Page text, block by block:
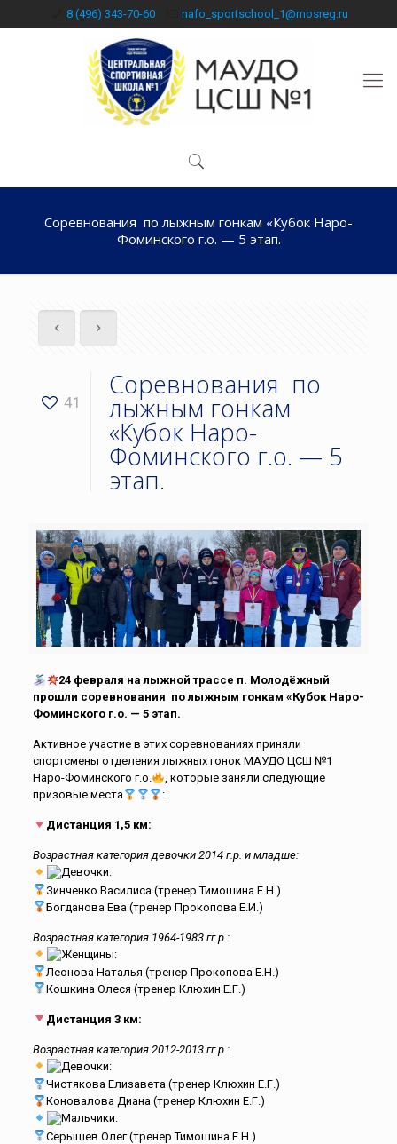
8 (496) 343-70-60 nafo_sportschool_1@mosreg.ru
Соревнования по лыжным гонкам «Кубок Наро-
Фоминского г.о. — 5 этап.
41
Соревнования по
лыжным гонкам
«Кубок Наро-
Фоминского г.о. — 5
этап.
24 февраля на лыжной трассе п. Молодёжный
прошли соревнования по лыжным гонкам «Кубок Наро-
Фоминского г.о. — 5 этап.
Активное участие в этих соревнованиях приняли
спортсмены отделения лыжных гонок МАУДО ЦСШ №1
Наро-Фоминского г.о.
, которые заняли следующие
призовые места
:
Дистанция 1,5 км:
Возрастная категория девочки 2014 г.р. и младше:
Девочки:
Зинченко Василиса (тренер Тимошина Е.Н.)
Богданова Ева (тренер Прокопова Е.И.)
Возрастная категория 1964-1983 гг.р.:
Женщины:
Леонова Наталья (тренер Прокопова Е.Н.)
Кошкина Олеся (тренер Клюхин Е.Г.)
Дистанция 3 км:
Возрастная категория 2012-2013 гг.р.:
Девочки:
Чистякова Елизавета (тренер Клюхин Е.Г.)
Коновалова Диана (тренер Клюхин Е.Г.)
Мальчики:
Серышев Олег (тренер Тимошина Е.Н.)